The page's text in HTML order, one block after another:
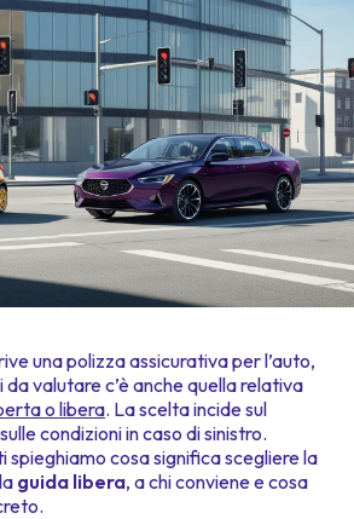
una polizza assicurativa per l’auto,
valutare c’è anche quella relativa
o libera. La scelta incide sul
condizioni in caso di sinistro.
spieghiamo cosa significa scegliere la
guida libera, a chi conviene e cosa